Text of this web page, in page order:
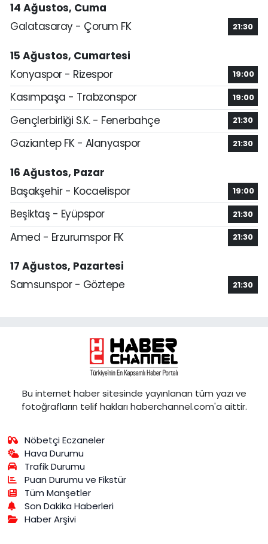
14 Ağustos, Cuma
Galatasaray - Çorum FK
21:30
15 Ağustos, Cumartesi
Konyaspor - Rizespor
19:00
Kasımpaşa - Trabzonspor 19:00
Gençlerbirliği S.K. - Fenerbahçe 21:30
Gaziantep FK - Alanyaspor 21:30
16 Ağustos, Pazar
Başakşehir - Kocaelispor
19:00
Beşiktaş - Eyüpspor 21:30
Amed - Erzurumspor FK 21:30
17 Ağustos, Pazartesi
Samsunspor - Göztepe
21:30
Bu internet haber sitesinde yayınlanan tüm yazı ve
fotoğrafların telif hakları haberchannel.com'a aittir.
Nöbetçi Eczaneler
Hava Durumu
Trafik Durumu
Puan Durumu ve Fikstür
Tüm Manşetler
Son Dakika Haberleri
Haber Arşivi